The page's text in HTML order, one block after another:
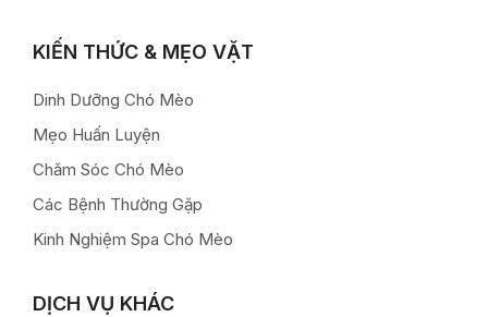
KIẾN THỨC & MẸO VẶT
Dinh Dưỡng Chó Mèo
Mẹo Huấn Luyện
Chăm Sóc Chó Mèo
Các Bệnh Thường Gặp
Kinh Nghiệm Spa Chó Mèo
DỊCH VỤ KHÁC